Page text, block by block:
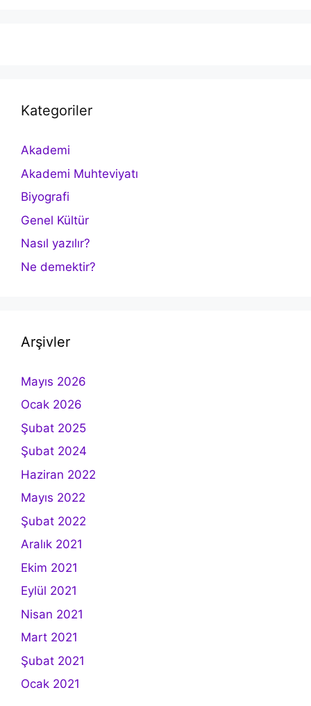
Kategoriler
Akademi
Akademi Muhteviyatı
Biyografi
Genel Kültür
Nasıl yazılır?
Ne demektir?
Arşivler
Mayıs 2026
Ocak 2026
Şubat 2025
Şubat 2024
Haziran 2022
Mayıs 2022
Şubat 2022
Aralık 2021
Ekim 2021
Eylül 2021
Nisan 2021
Mart 2021
Şubat 2021
Ocak 2021